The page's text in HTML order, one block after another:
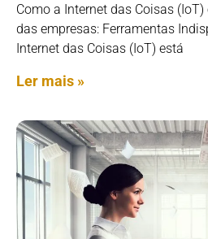
Como a Internet das Coisas
das empresas: Ferramentas
Internet das Coisas (IoT) está
Ler mais »